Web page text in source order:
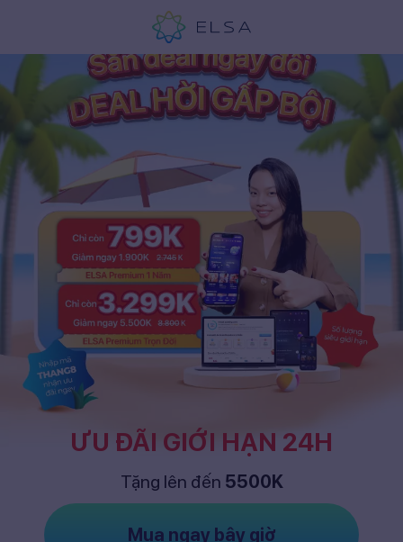
ƯU ĐÃI GIỚI HẠN 24H
Tặng lên đến 5500K
Mua ngay bây giờ